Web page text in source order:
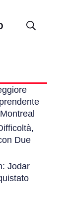
Due
Jodar